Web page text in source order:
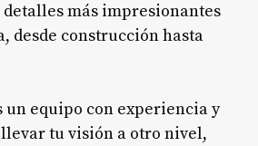
detalles más impresionantes
desde construcción hasta
un equipo con experiencia y
tu visión a otro nivel,